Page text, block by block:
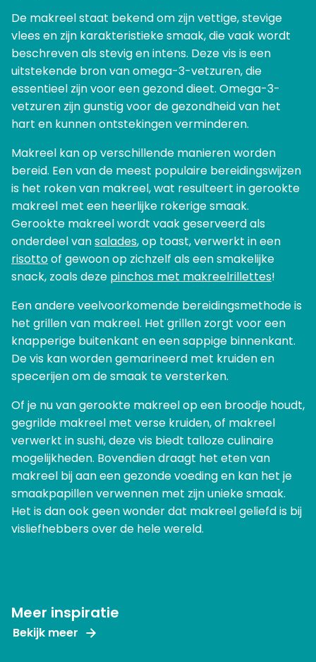
De makreel staat bekend om zijn vettige, stevige
vlees en zijn karakteristieke smaak, die vaak wordt
beschreven als stevig en intens. Deze vis is een
uitstekende bron van omega-3-vetzuren, die
essentieel zijn voor een gezond dieet. Omega-3-
vetzuren zijn gunstig voor de gezondheid van het
hart en kunnen ontstekingen verminderen.
Makreel kan op verschillende manieren worden
bereid. Een van de meest populaire bereidingswijzen
is het roken van makreel, wat resulteert in gerookte
makreel met een heerlijke rokerige smaak.
Gerookte makreel wordt vaak geserveerd als
onderdeel vansalades, op toast, verwerkt in een
risottoof gewoon op zichzelf als een smakelijke
snack, zoals deze pinchos met makreelrillettes!
Een andere veelvoorkomende bereidingsmethode is
het grillen van makreel. Het grillen zorgt voor een
knapperige buitenkant en een sappige binnenkant.
De vis kan worden gemarineerd met kruiden en
specerijen om de smaak te versterken.
Of je nu van gerookte makreel op een broodje houdt,
gegrilde makreel met verse kruiden, of makreel
verwerkt in sushi, deze vis biedt talloze culinaire
mogelijkheden. Bovendien draagt het eten van
makreel bij aan een gezonde voeding en kan het je
smaakpapillen verwennen met zijn unieke smaak.
Het is dan ook geen wonder dat makreel geliefd is bij
visliefhebbers over de hele wereld.
Meer inspiratie
Bekijk meer